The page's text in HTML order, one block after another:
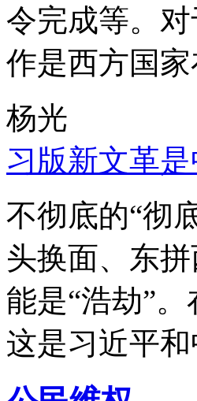
令完成等。
作是西方国
杨光
习版新文革
不彻底的“彻
头换面、东
能是“浩劫”
这是习近平